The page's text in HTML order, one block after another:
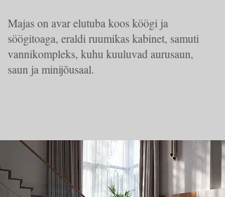
Majas on avar elutuba koos köögi ja
söögitoaga, eraldi ruumikas kabinet, samuti
vannikompleks, kuhu kuuluvad aurusaun,
saun ja minijõusaal.